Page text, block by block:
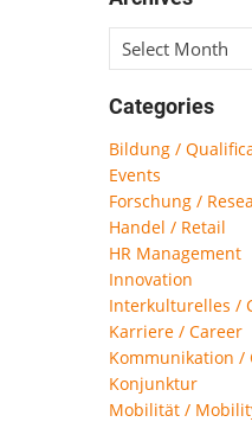
Select Month
Categories
Bildung /
Events
Forschung /
Handel / Retail
HR Management
Innovation
Interkulturelles /
Karriere / Career
Kommunikation /
Konjunktur
Mobilität /